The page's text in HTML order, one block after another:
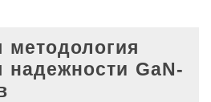
методология
надежности GaN-